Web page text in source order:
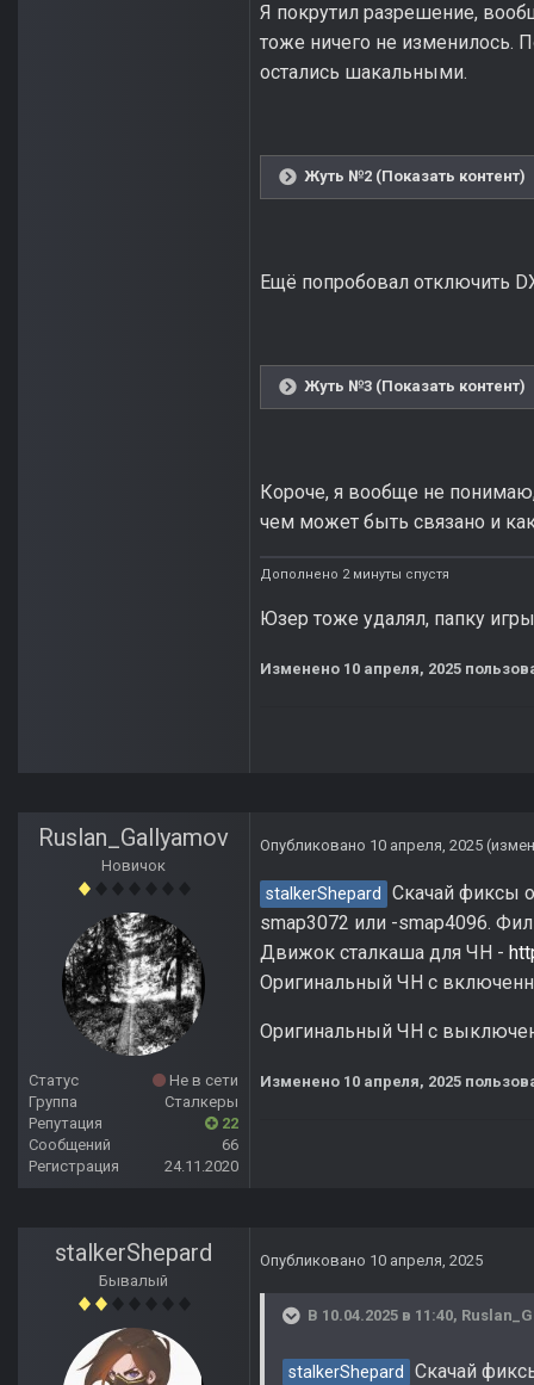
Я покрутил разрешение,
тоже ничего не изменилось.
остались шакальными.
Жуть №2 (Показать контент)
Ещё попробовал отключить
Жуть №3 (Показать контент)
Короче, я вообще не
чем может быть связано и
Дополнено 2 минуты спустя
Юзер тоже удалял, папку
Изменено 10 апреля, 2025
Ruslan_Gallyamov
Новичок
Статус
Не в сети
Группа
Сталкеры
Репутация
22
Сообщений
66
Регистрация
24.11.2020
Опубликовано 10 апреля, 2025
stalkerShepard
Скачай фиксы
smap3072 или -smap4096.
Движок сталкаша для ЧН -
Оригинальный ЧН с
Оригинальный ЧН с
Изменено 10 апреля, 2025
stalkerShepard
Бывалый
Опубликовано 10 апреля, 2025
В 10.04.2025 в 11:40,
stalkerShepard
Скачай